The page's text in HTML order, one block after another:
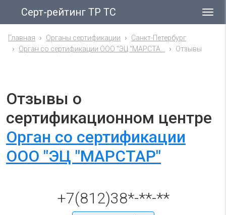
Серт-рейтинг ТР ТС
Главная Органы сертификации
Санкт-Петербург
Орган со сертификации ООО "ЭЦ "МАРСТА...
Отзывы
Отзывы о
сертификационном центре
Орган со сертификации
ООО "ЭЦ "МАРСТАР"
+7(812)38*-**-**